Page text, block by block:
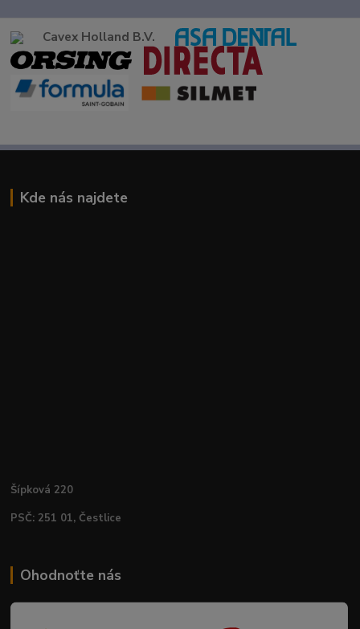
Cavex Holland B.V.
Kde nás najdete
Šípková 220
PSČ: 251 01, Čestlice
Ohodnoťte nás